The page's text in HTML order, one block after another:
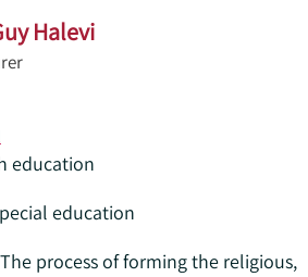
Halevi
education
education
The process of forming the religious,